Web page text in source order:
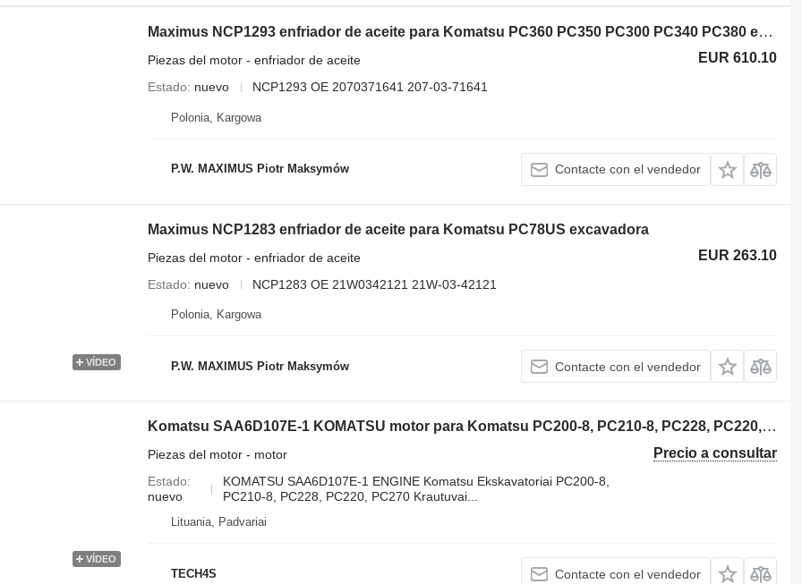
Maximus NCP1293 enfriador de aceite para Komatsu PC360 PC350 PC300 PC340 PC380 excavadora
EUR 610.10
Piezas del motor - enfriador de aceite
Estado
nuevo NCP1293 OE 2070371641 207-03-71641
Polonia, Kargowa
P.W. MAXIMUS Piotr Maksymów Contacte con el vendedor
VÍDEO
Maximus NCP1283 enfriador de aceite para Komatsu PC78US excavadora
EUR 263.10
Piezas del motor - enfriador de aceite
Estado
nuevo NCP1283 OE 21W0342121 21W-03-42121
Polonia, Kargowa
P.W. MAXIMUS Piotr Maksymów Contacte con el vendedor
VÍDEO
Komatsu SAA6D107E-1 KOMATSU motor para Komatsu PC200-8, PC210-8, PC228, PC220, PC270, WA200, WA250, WA270, WA320, WA380 excavadora
Precio a consultar
Piezas del motor - motor
Estado
nuevo
KOMATSU SAA6D107E-1 ENGINE Komatsu Ekskavatoriai PC200-8,
PC210-8, PC228, PC220, PC270 Krautuvai...
Lituania, Padvariai
TECH4S Contacte con el vendedor